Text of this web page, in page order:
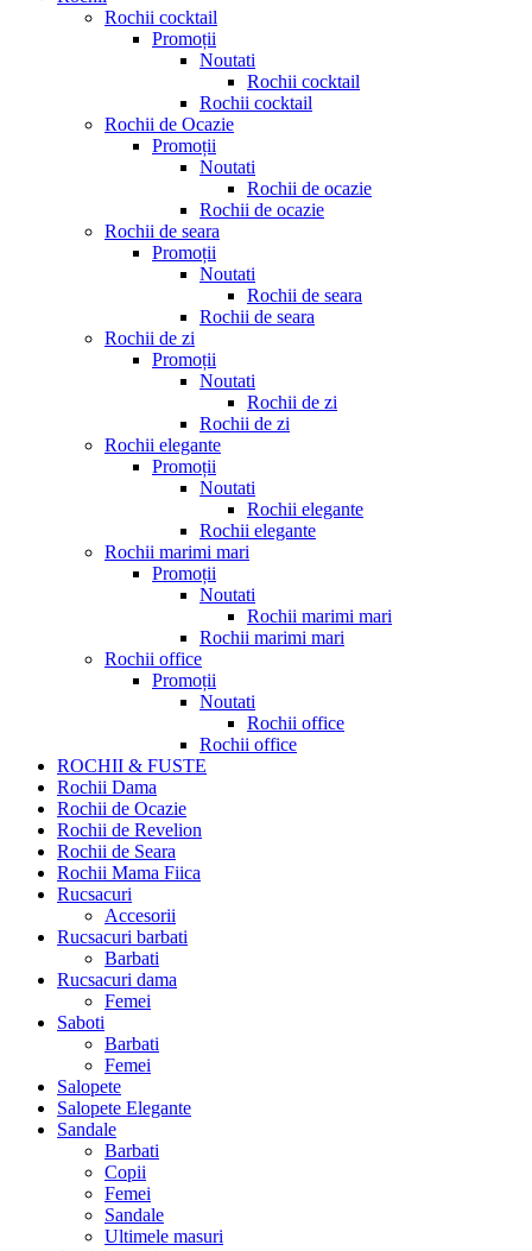
Rochii cocktail
Promoții
Noutati
Rochii cocktail
Rochii cocktail
Rochii de Ocazie
Promoții
Noutati
Rochii de ocazie
Rochii de ocazie
Rochii de seara
Promoții
Noutati
Rochii de seara
Rochii de seara
Rochii de zi
Promoții
Noutati
Rochii de zi
Rochii de zi
Rochii elegante
Promoții
Noutati
Rochii elegante
Rochii elegante
Rochii marimi mari
Promoții
Noutati
Rochii marimi mari
Rochii marimi mari
Rochii office
Promoții
Noutati
Rochii office
Rochii office
ROCHII & FUSTE
Rochii Dama
Rochii de Ocazie
Rochii de Revelion
Rochii de Seara
Rochii Mama Fiica
Rucsacuri
Accesorii
Rucsacuri barbati
Barbati
Rucsacuri dama
Femei
Saboti
Barbati
Femei
Salopete
Salopete Elegante
Sandale
Barbati
Copii
Femei
Sandale
Ultimele masuri